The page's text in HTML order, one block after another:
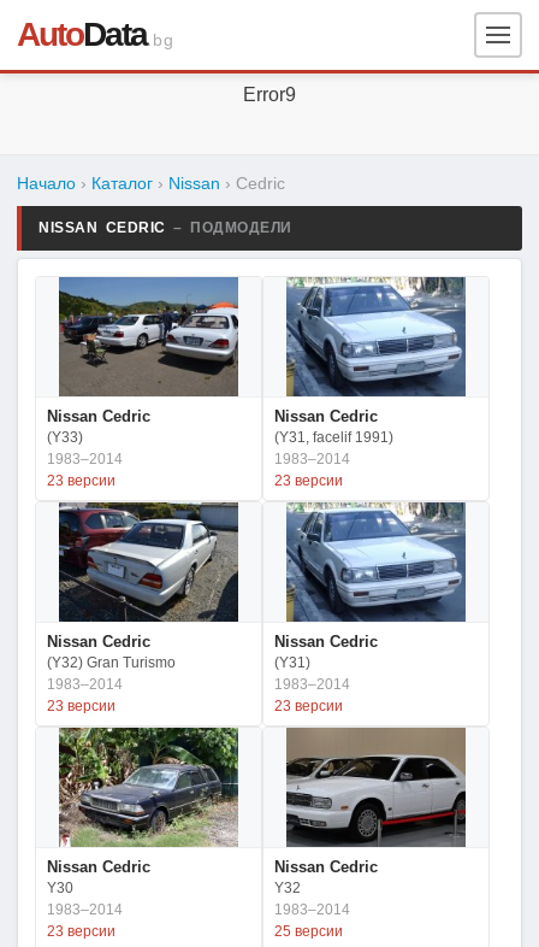
AutoData.bg
Error9
Начало › Каталог › Nissan › Cedric
NISSAN CEDRIC – ПОДМОДЕЛИ
Nissan Cedric
(Y33)
1983–2014
23 версии
Nissan Cedric
(Y31, facelif 1991)
1983–2014
23 версии
Nissan Cedric
(Y32) Gran Turismo
1983–2014
23 версии
Nissan Cedric
(Y31)
1983–2014
23 версии
Nissan Cedric
Y30
1983–2014
23 версии
Nissan Cedric
Y32
1983–2014
25 версии